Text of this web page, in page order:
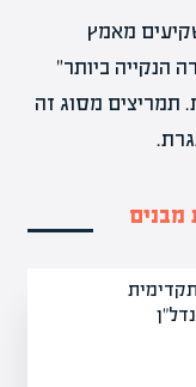
מאמץ
הנקייה ביותר"
תמריצים מסוג זה
מבנים